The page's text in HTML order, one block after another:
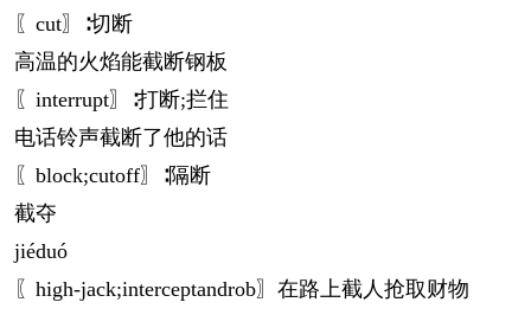
〖cut〗∶切断
高温的火焰能截断钢板
〖interrupt〗∶打断;拦住
电话铃声截断了他的话
〖block;cutoff〗∶隔断
截夺
jiéduó
〖high-jack;interceptandrob〗在路上截人抢取财物